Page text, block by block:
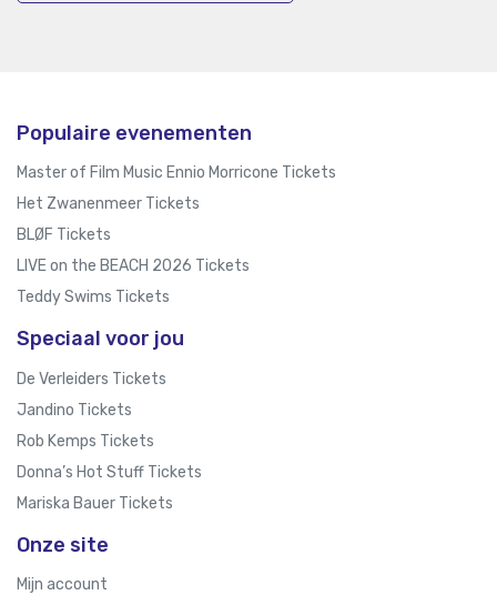
Populaire evenementen
Master of Film Music Ennio Morricone Tickets
Het Zwanenmeer Tickets
BLØF Tickets
LIVE on the BEACH 2026 Tickets
Teddy Swims Tickets
Speciaal voor jou
De Verleiders Tickets
Jandino Tickets
Rob Kemps Tickets
Donna’s Hot Stuff Tickets
Mariska Bauer Tickets
Onze site
Mijn account